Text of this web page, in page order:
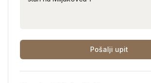
Pošalji upit